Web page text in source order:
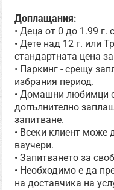
Доплащания:
• Деца от 0 до 1.99
• Дете над 12 г. или
стандартната цена
• Паркинг - срещу
избрания период.
• Домашни любимци
допълнително
запитване.
• Всеки клиент може
ваучери.
• Запитването за
• Необходимо е да
на доставчика на